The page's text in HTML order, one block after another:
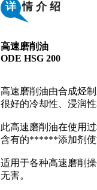
详情 介 绍
高速磨削油
ODE HSG 200
高速磨削油由合成烃
很好的冷却性、浸润
此高速磨削油在使用
含有的******添加剂使
适用于各种高速磨削
无害。